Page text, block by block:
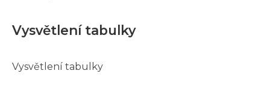
Vysvětlení tabulky
Vysvětlení tabulky